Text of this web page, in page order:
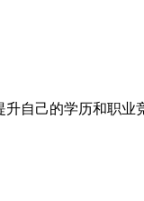
自己的学历和职